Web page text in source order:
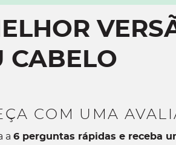
CABELO
COM UMA
a 6 perguntas rápidas e receba